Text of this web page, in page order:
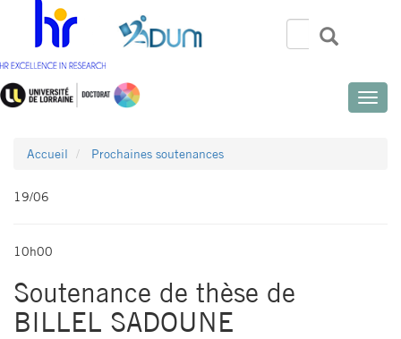
contenu
principal
Search
Rechercher
Toggle
Accueil Prochaines soutenances
19/06
10h00
Soutenance de thèse de
BILLEL SADOUNE